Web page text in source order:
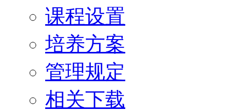
课程设置
培养方案
管理规定
相关下载